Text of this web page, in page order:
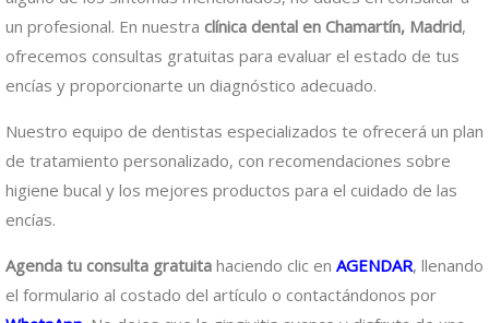
un profesional. En nuestra clínica dental en Chamartín, Madrid,
ofrecemos consultas gratuitas para evaluar el estado de tus
encías y proporcionarte un diagnóstico adecuado.
Nuestro equipo de dentistas especializados te ofrecerá un plan
de tratamiento personalizado, con recomendaciones sobre
higiene bucal y los mejores productos para el cuidado de las
encías.
Agenda tu consulta gratuita haciendo clic en AGENDAR, llenando
el formulario al costado del artículo o contactándonos por